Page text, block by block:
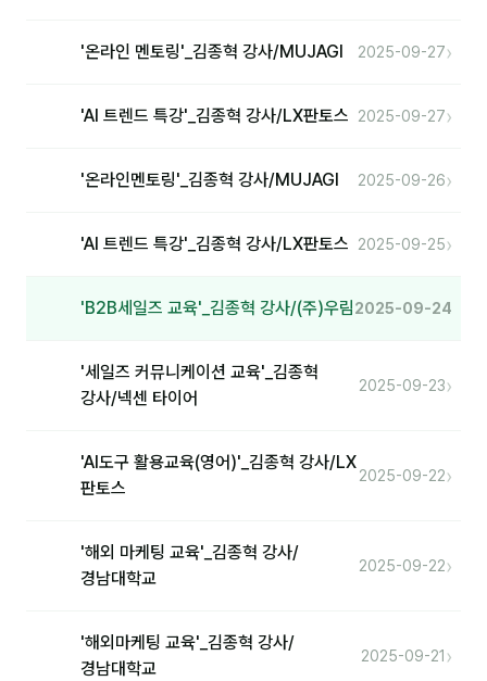
'온라인 멘토링'_김종혁 강사/MUJAGI 2025-09-27›
'AI 트렌드 특강'_김종혁 강사/LX판토스 2025-09-27›
'온라인멘토링'_김종혁 강사/MUJAGI 2025-09-26›
'AI 트렌드 특강'_김종혁 강사/LX판토스 2025-09-25›
'B2B세일즈 교육'_김종혁 강사/(주)우림2025-09-24
'세일즈 커뮤니케이션 교육'_김종혁
강사/넥센 타이어
2025-09-23›
'AI도구 활용교육(영어)'_김종혁 강사/LX
판토스
2025-09-22›
'해외 마케팅 교육'_김종혁 강사/
경남대학교
2025-09-22›
'해외마케팅 교육'_김종혁 강사/
경남대학교
2025-09-21 ›